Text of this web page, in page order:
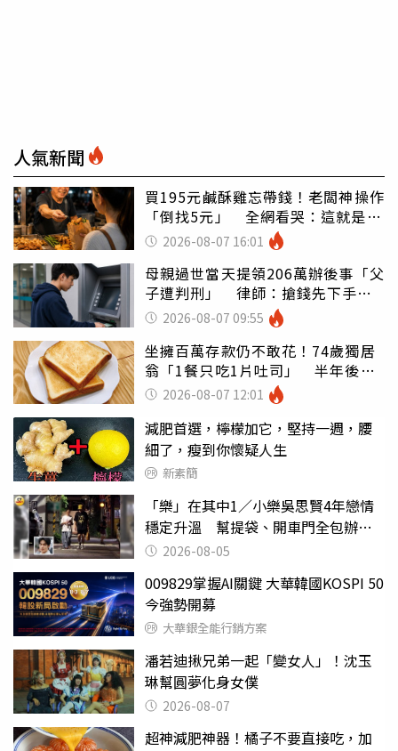
人氣新聞
買195元鹹酥雞忘帶錢！老闆神操作
「倒找5元」 全網看哭：這就是台
灣 2026-08-07 16:01
母親過世當天提領206萬辦後事「父
子遭判刑」 律師：搶錢先下手是
罪 2026-08-07 09:55
坐擁百萬存款仍不敢花！74歲獨居
翁「1餐只吃1片吐司」 半年後暴
瘦嚇壞女兒
2026-08-07 12:01
減肥首選，檸檬加它，堅持一週，腰
細了，瘦到你懷疑人生
新素簡
「樂」在其中1／小樂吳思賢4年戀情
穩定升溫 幫提袋、開車門全包辦閃
瞎眾人
2026-08-05
009829掌握AI關鍵 大華韓國KOSPI 50
今強勢開募
大華銀全能行銷方案
潘若迪揪兄弟一起「變女人」！沈玉
琳幫圓夢化身女僕
2026-08-07
超神減肥神器！橘子不要直接吃，加